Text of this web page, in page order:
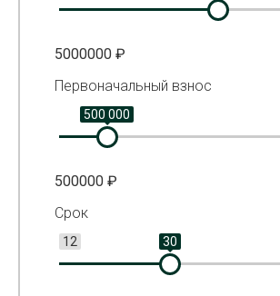
5000000 ₽
Первоначальный взнос
500 000
500000 ₽
Срок
12 30